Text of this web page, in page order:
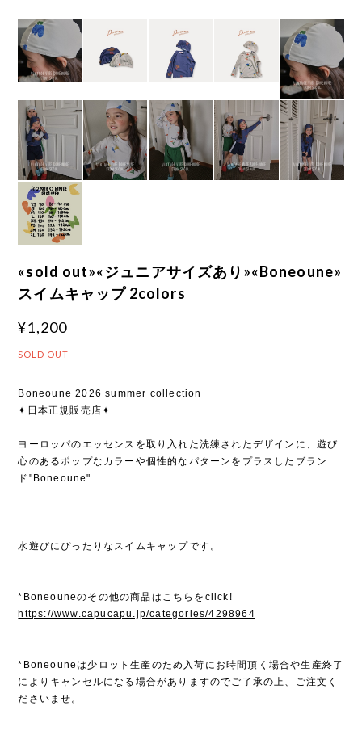
«sold out»«ジュニアサイズあり»«Boneoune»
スイムキャップ 2colors
¥1,200
SOLD OUT
Boneoune 2026 summer collection
✦日本正規販売店✦
ヨーロッパのエッセンスを取り入れた洗練されたデザインに、遊び
心のあるポップなカラーや個性的なパターンをプラスしたブラン
ド"Boneoune"
水遊びにぴったりなスイムキャップです。
*Boneouneのその他の商品はこちらをclick!
https://www.capucapu.jp/categories/4298964
*Boneouneは少ロット生産のため入荷にお時間頂く場合や生産終了
によりキャンセルになる場合がありますのでご了承の上、ご注文く
ださいませ。